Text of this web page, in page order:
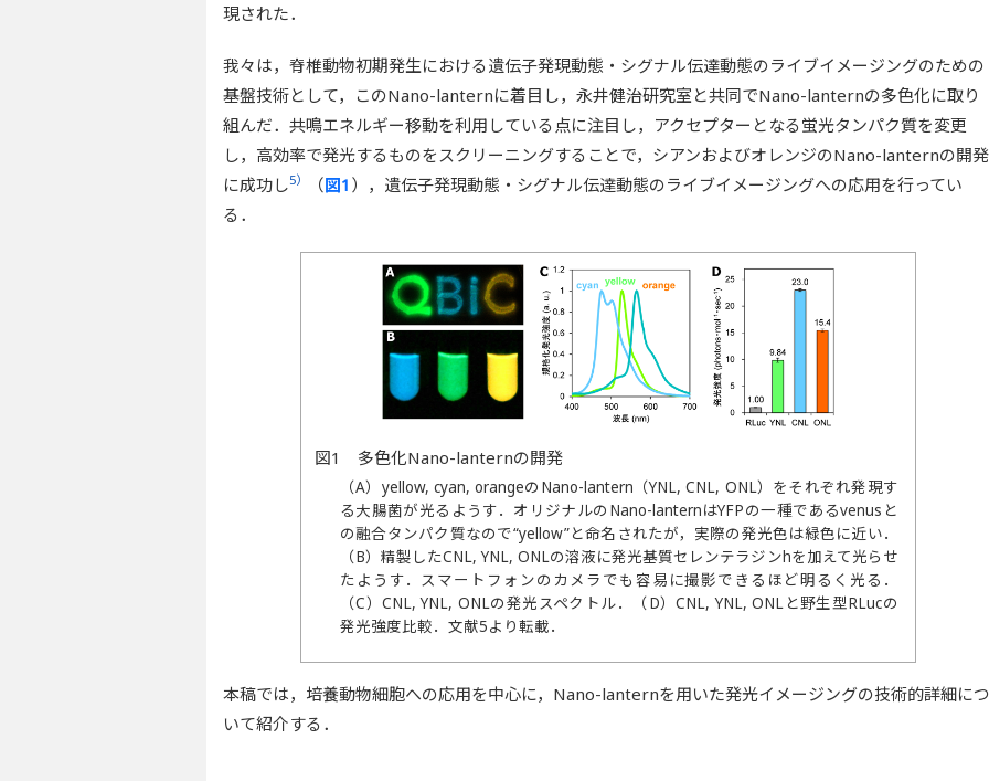
現された．
我々は，脊椎動物初期発生における遺伝子発現動態・シグナル伝達動態のライブイメージングのための
基盤技術として，このNano-lanternに着目し，永井健治研究室と共同でNano-lanternの多色化に取り
組んだ．共鳴エネルギー移動を利用している点に注目し，アクセプターとなる蛍光タンパク質を変更
し，高効率で発光するものをスクリーニングすることで，シアンおよびオレンジのNano-lanternの開発
に成功し5） （図1 ），遺伝子発現動態・シグナル伝達動態のライブイメージングへの応用を行ってい
る．
図1 多色化Nano-lanternの開発
（A）yellow, cyan, orangeのNano-lantern（YNL, CNL, ONL）をそれぞれ発現す
る大腸菌が光るようす．オリジナルのNano-lanternはYFPの一種であるvenusと
の融合タンパク質なので“yellow”と命名されたが，実際の発光色は緑色に近い．
（B）精製したCNL, YNL, ONLの溶液に発光基質セレンテラジンhを加えて光らせ
たようす．スマートフォンのカメラでも容易に撮影できるほど明るく光る．
（C）CNL, YNL, ONLの発光スペクトル．（D）CNL, YNL, ONLと野生型RLucの
発光強度比較．文献5より転載．
本稿では，培養動物細胞への応用を中心に，Nano-lanternを用いた発光イメージングの技術的詳細につ
いて紹介する．